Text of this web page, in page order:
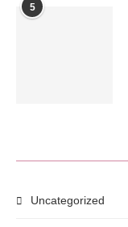
5
Uncategorized